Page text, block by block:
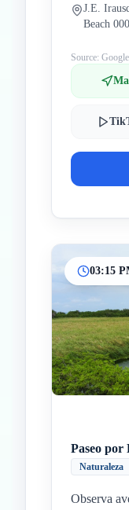
J.E.
Beach
Source:
03:15
Paseo
Naturaleza
Observa